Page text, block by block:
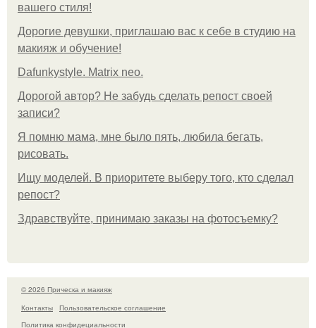
вашего стиля!
Дорогие девушки, приглашаю вас к себе в студию на
макияж и обучение!
Dafunkystyle. Matrix neo.
Дорогой автор? Не забудь сделать репост своей
записи?
Я помню мама, мне было пять, любила бегать,
рисовать.
Ищу моделей. В приоритете выберу того, кто сделал
репост?
Здравствуйте, принимаю заказы на фотосъемку?
© 2026 Прическа и макияж
Контакты
Пользовательское соглашение
Политика конфидециальности